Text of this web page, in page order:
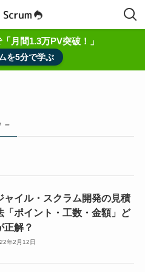
月間1.3万PV突破！」
を5分で学ぶ
–
ャイル・スクラム開発の見積
「ポイント・工数・金額」ど
正解？
年2月12日